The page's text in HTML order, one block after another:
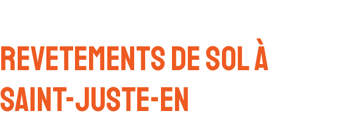
revetements de sol à
Saint-juste-en